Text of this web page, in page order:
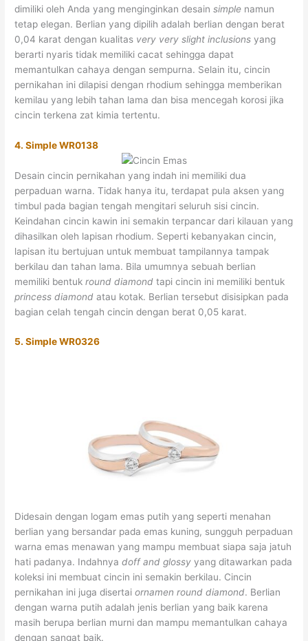
dimiliki oleh Anda yang menginginkan desainsimple namun
tetap elegan. Berlian yang dipilih adalah berlian dengan berat
0,04 karat dengan kualitas very very slight inclusions yang
berarti nyaris tidak memiliki cacat sehingga dapat
memantulkan cahaya dengan sempurna. Selain itu, cincin
pernikahan ini dilapisi dengan rhodium sehingga memberikan
kemilau yang lebih tahan lama dan bisa mencegah korosi jika
cincin terkena zat kimia tertentu.
4. Simple WR0138
Desain cincin pernikahan yang indah ini memiliki dua
perpaduan warna. Tidak hanya itu, terdapat pula aksen yang
timbul pada bagian tengah mengitari seluruh sisi cincin.
Keindahan cincin kawin ini semakin terpancar dari kilauan yang
dihasilkan oleh lapisan rhodium. Seperti kebanyakan cincin,
lapisan itu bertujuan untuk membuat tampilannya tampak
berkilau dan tahan lama. Bila umumnya sebuah berlian
memiliki bentukround diamond tapi cincin ini memiliki bentuk
princess diamond atau kotak. Berlian tersebut disisipkan pada
bagian celah tengah cincin dengan berat 0,05 karat.
5. Simple WR0326
Didesain dengan logam emas putih yang seperti menahan
berlian yang bersandar pada emas kuning, sungguh perpaduan
warna emas menawan yang mampu membuat siapa saja jatuh
hati padanya. Indahnyadoff and glossyyang ditawarkan pada
koleksi ini membuat cincin ini semakin berkilau. Cincin
pernikahan ini juga disertaiornamen round diamond. Berlian
dengan warna putih adalah jenis berlian yang baik karena
masih berupa berlian murni dan mampu memantulkan cahaya
dengan sangat baik.